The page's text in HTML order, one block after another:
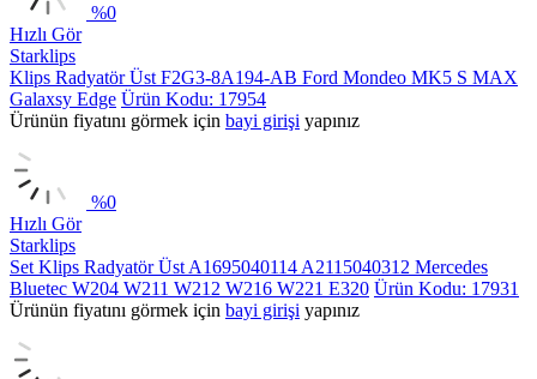
%0
Hızlı Gör
Starklips
Klips Radyatör Üst F2G3-8A194-AB Ford Mondeo MK5 S MAX
Galaxsy Edge Ürün Kodu: 17954
Ürünün fiyatını görmek için bayi girişi yapınız
%0
Hızlı Gör
Starklips
Set Klips Radyatör Üst A1695040114 A2115040312 Mercedes
Bluetec W204 W211 W212 W216 W221 E320 Ürün Kodu: 17931
Ürünün fiyatını görmek için bayi girişi yapınız